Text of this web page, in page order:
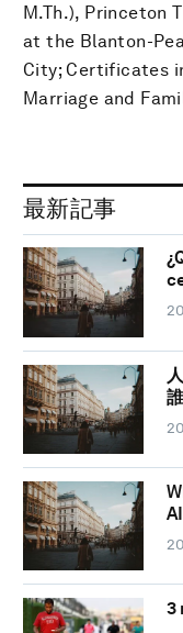
M.Th.), Princeton
at the Blanton-
City; Certificates
Marriage and
最新記事
3